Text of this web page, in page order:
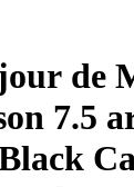
de
7.5